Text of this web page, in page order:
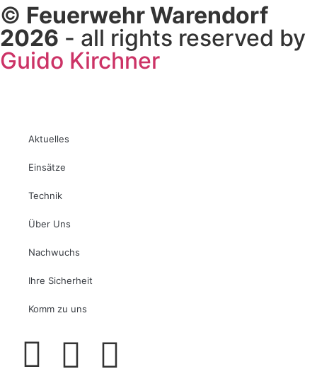
© Feuerwehr Warendorf
2026 - all rights reserved by
Guido Kirchner
Aktuelles
Einsätze
Technik
Über Uns
Nachwuchs
Ihre Sicherheit
Komm zu uns